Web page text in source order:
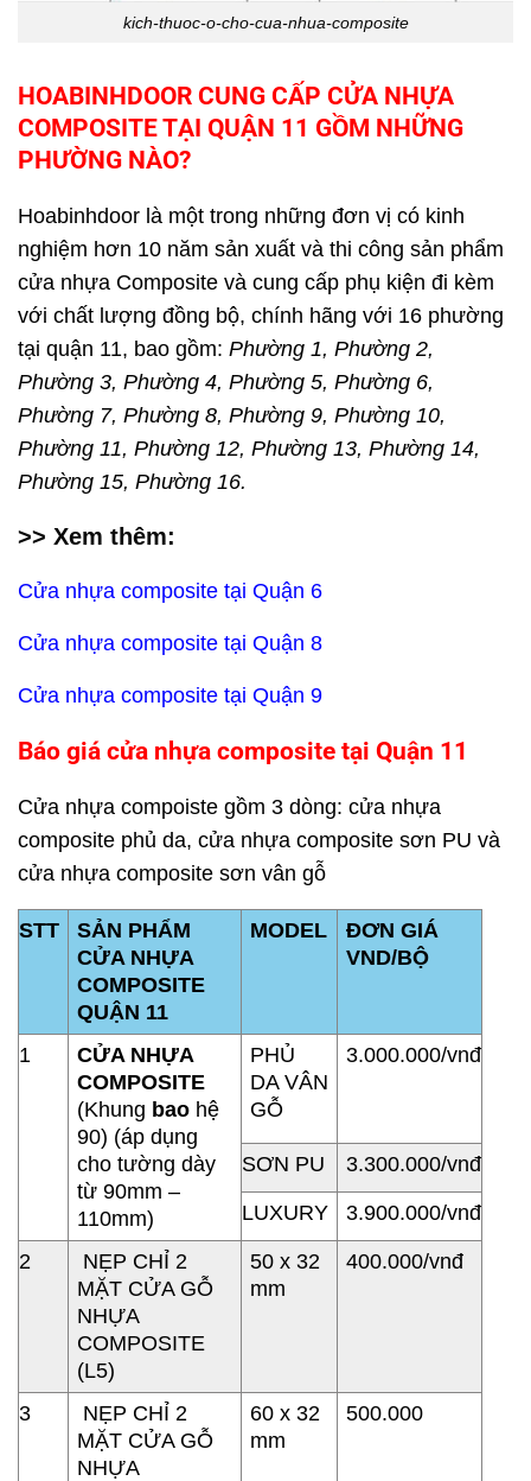
kich-thuoc-o-cho-cua-nhua-composite
HOABINHDOOR CUNG CẤP CỬA NHỰA
COMPOSITE TẠI QUẬN 11 GỒM NHỮNG
PHƯỜNG NÀO?
Hoabinhdoor là một trong những đơn vị có kinh
nghiệm hơn 10 năm sản xuất và thi công sản phẩm
cửa nhựa Composite và cung cấp phụ kiện đi kèm
với chất lượng đồng bộ, chính hãng với 16 phường
tại quận 11, bao gồm: Phường 1, Phường 2,
Phường 3, Phường 4, Phường 5, Phường 6,
Phường 7, Phường 8, Phường 9, Phường 10,
Phường 11, Phường 12, Phường 13, Phường 14,
Phường 15, Phường 16.
>> Xem thêm:
Cửa nhựa composite tại Quận 6
Cửa nhựa composite tại Quận 8
Cửa nhựa composite tại Quận 9
Báo giá cửa nhựa composite tại Quận 11
Cửa nhựa compoiste gồm 3 dòng: cửa nhựa
composite phủ da, cửa nhựa composite sơn PU và
cửa nhựa composite sơn vân gỗ
STT
SẢN PHẨM
CỬA NHỰA
COMPOSITE
QUẬN 11
MODEL
ĐƠN GIÁ
VND/BỘ
1
CỬA NHỰA
COMPOSITE
(Khung baohệ
90) (áp dụng
cho tường dày
từ 90mm –
110mm)
PHỦ
DA VÂN
GỖ
3.000.000/vnđ
SƠN PU 3.300.000/vnđ
LUXURY 3.900.000/vnđ
2
NẸP CHỈ 2
MẶT CỬA GỖ
NHỰA
COMPOSITE
(L5)
50 x 32
mm
400.000/vnđ
3
NẸP CHỈ 2
MẶT CỬA GỖ
NHỰA
60 x 32
mm
500.000